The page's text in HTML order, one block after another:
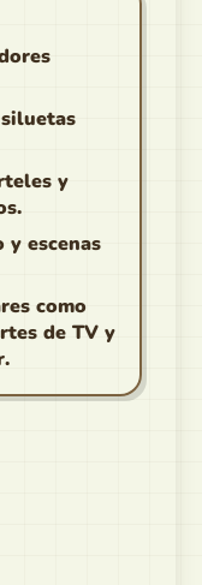
y
escenas
como
de TV y